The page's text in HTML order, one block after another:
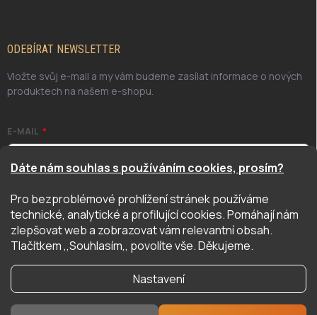
Dáte nám souhlas s používáním cookies, prosím?
Pro bezproblémové prohlížení stránek používáme
technické, analytické a profilující cookies. Pomáhají nám
zlepšovat web a zobrazovat vám relevantní obsah.
Tlačítkem ,,Souhlasím,, povolíte vše. Děkujeme.
Nastavení
ODEBÍRAT NEWSLETTER
Vložte svůj e-mail a my vám budeme zasílat informace o nových
produktech na našem e-shopu.
E-MAIL
Odesláním potvrzuji, že jsem se seznámil/a se zásadami
ochrany osobních údajů. Úplné znění naleznetezde
PŘIHLÁSIT SE